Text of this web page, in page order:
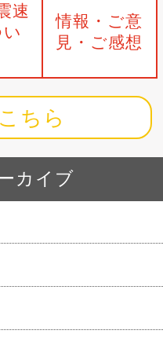
速
情報・ご意
見・ご感想
ちら
カイブ